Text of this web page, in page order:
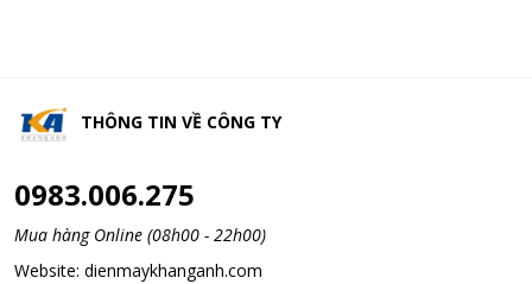
THÔNG TIN VỀ CÔNG TY
0983.006.275
Mua hàng Online (08h00 - 22h00)
Website: dienmaykhanganh.com